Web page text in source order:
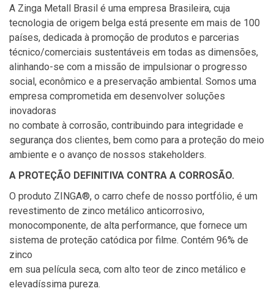
A Zinga Metall Brasil é uma empresa Brasileira, cuja
tecnologia de origem belga está presente em mais de 100
países, dedicada à promoção de produtos e parcerias
técnico/comerciais sustentáveis em todas as dimensões,
alinhando-se com a missão de impulsionar o progresso
social, econômico e a preservação ambiental. Somos uma
empresa comprometida em desenvolver soluções
inovadoras
no combate à corrosão, contribuindo para integridade e
segurança dos clientes, bem como para a proteção do meio
ambiente e o avanço de nossos stakeholders.
A PROTEÇÃO DEFINITIVA CONTRA A CORROSÃO.
O produto ZINGA®, o carro chefe de nosso portfólio, é um
revestimento de zinco metálico anticorrosivo,
monocomponente, de alta performance, que fornece um
sistema de proteção catódica por filme. Contém 96% de
zinco
em sua película seca, com alto teor de zinco metálico e
elevadíssima pureza.